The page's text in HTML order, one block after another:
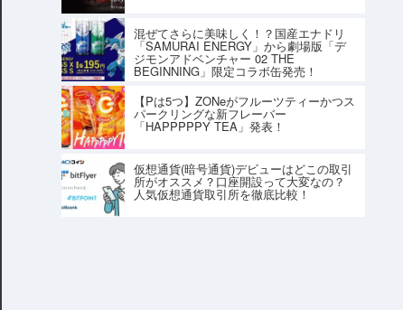
混ぜてさらに美味しく！？国産エナドリ
「SAMURAI ENERGY」から劇場版「デ
ジモンアドベンチャー 02 THE
BEGINNING」限定コラボ缶発売！
【Pは5つ】ZONeがフルーツティーかつス
パークリングな新フレーバー
「HAPPPPPY TEA」発表！
仮想通貨(暗号通貨)デビューはどこの取引
所がオススメ？口座開設って大変なの？
人気仮想通貨取引所を徹底比較！